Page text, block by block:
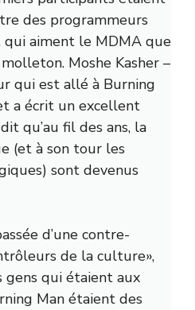
des programmeurs
aiment le MDMA que
Moshe Kasher –
qui est allé à Burning
a écrit un excellent
qu’au fil des ans, la
(et à son tour les
sont devenus
d’une contre-
de la culture»,
gens qui étaient aux
Man étaient des